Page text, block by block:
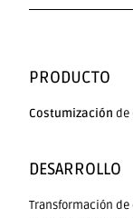
PRODUCTO
Costumización de
DESARROLLO
Transformación de